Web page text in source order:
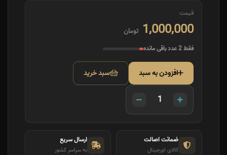
قیمت
1,000,000 تومان
فقط 2 عدد باقی مانده
افزودن به سبد سبد خرید
ضمانت اصالت
کالای اورجینال
ارسال سریع
به سراسر کشور